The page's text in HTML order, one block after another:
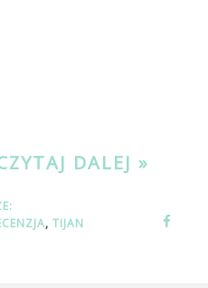
DALEJ »
, TIJAN